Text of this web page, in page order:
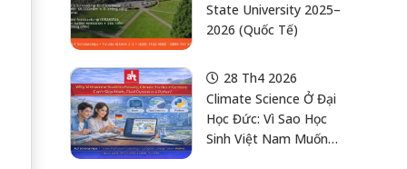
State University 2025–
2026 (quốc Tế)
28 Th4 2026
Climate Science Ở Đại
Học Đức: Vì Sao Học
Sinh Việt Nam Muốn